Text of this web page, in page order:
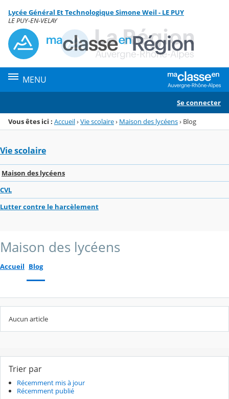
Menu de la rubrique
Contenu
Lycée Général Et Technologique Simone Weil - LE PUY
LE PUY-EN-VELAY
MENU
Se connecter
Vous êtes ici : Accueil›Vie scolaire› Maison des lycéens› Blog
Vie scolaire
Maison des lycéens
CVL
Lutter contre le harcèlement
Maison des lycéens
Accueil Blog
Aucun article
Trier par
Récemment mis à jour
Récemment publié